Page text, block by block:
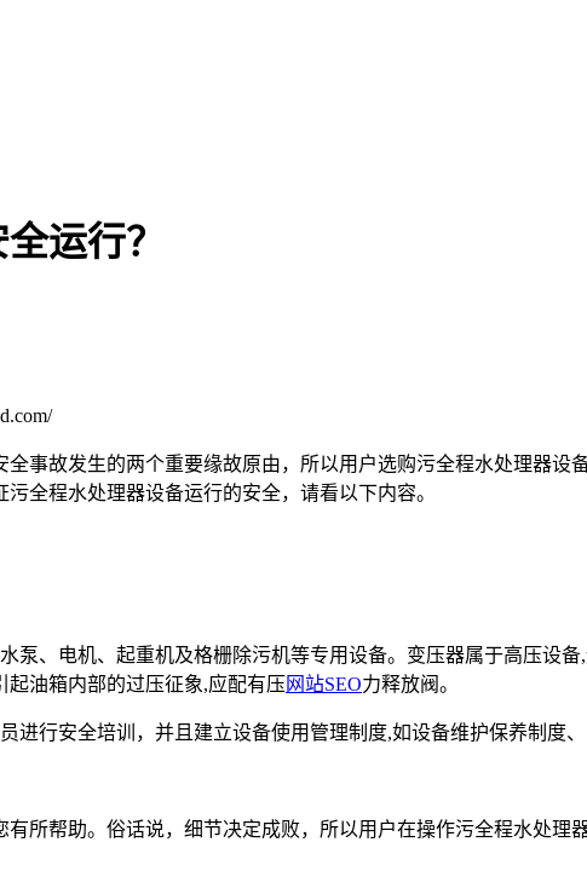
运行？
事故发生的两个重要缘故原由，所以用户选购污全程水处理器设
全程水处理器设备运行的安全，请看以下内容。
、电机、起重机及格栅除污机等专用设备。变压器属于高压设
油箱内部的过压征象,应配有压 网站SEO力释放阀。
行安全培训，并且建立设备使用管理制度,如设备维护保养制度
所帮助。俗话说，细节决定成败，所以用户在操作污全程水处理